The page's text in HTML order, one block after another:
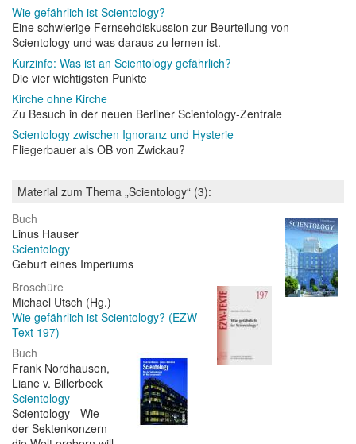
Wie gefährlich ist Scientology?
Eine schwierige Fernsehdiskussion zur Beurteilung von
Scientology und was daraus zu lernen ist.
Kurzinfo: Was ist an Scientology gefährlich?
Die vier wichtigsten Punkte
Kirche ohne Kirche
Zu Besuch in der neuen Berliner Scientology-Zentrale
Scientology zwischen Ignoranz und Hysterie
Fliegerbauer als OB von Zwickau?
Material zum Thema „Scientology“ (3):
Buch
Linus Hauser
Scientology
Geburt eines Imperiums
Broschüre
Michael Utsch (Hg.)
Wie gefährlich ist Scientology? (EZW-
Text 197)
Buch
Frank Nordhausen,
Liane v. Billerbeck
Scientology
Scientology - Wie
der Sektenkonzern